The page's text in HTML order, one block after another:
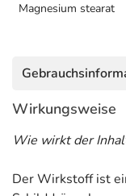
Magnesium stearat
Wirkungsweise
Wie wirkt der
Der Wirkstoff ist